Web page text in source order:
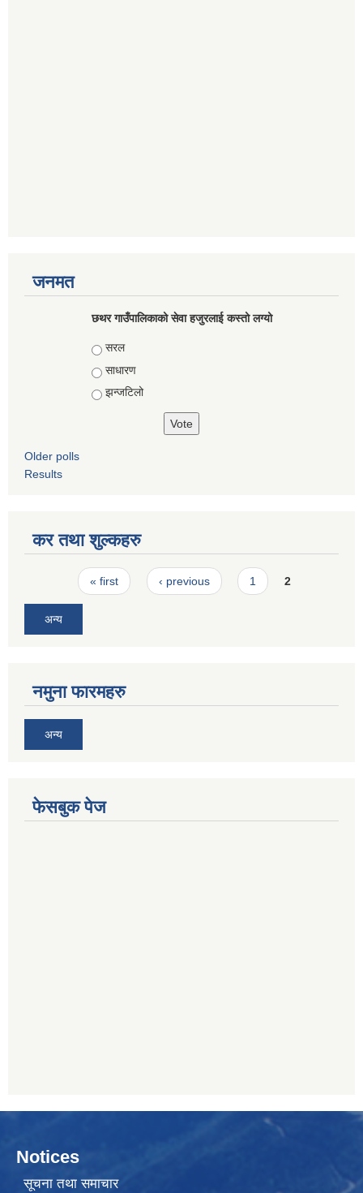
जनमत
छथर गाउँपालिकाको सेवा हजुरलाई कस्तो लग्यो
Choices
सरल
साधारण
झन्जटिलो
Older polls
Results
कर तथा शुल्कहरु
Pages« first ‹ previous 1 2
अन्य
नमुना फारमहरु
अन्य
फेसबुक पेज
Notices
सूचना तथा समाचार